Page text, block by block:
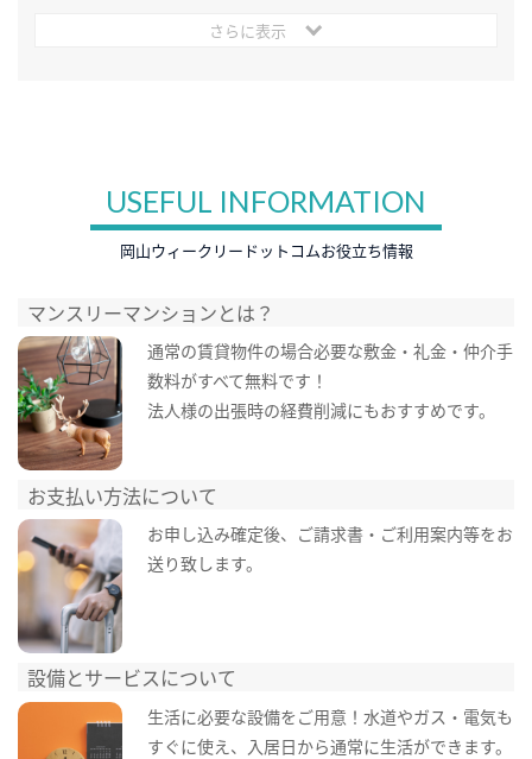
さらに表示
USEFUL INFORMATION
岡山ウィークリードットコムお役立ち情報
マンスリーマンションとは？
通常の賃貸物件の場合必要な敷金・礼金・仲介手
数料がすべて無料です！
法人様の出張時の経費削減にもおすすめです。
お支払い方法について
お申し込み確定後、ご請求書・ご利用案内等をお
送り致します。
設備とサービスについて
生活に必要な設備をご用意！水道やガス・電気も
すぐに使え、入居日から通常に生活ができます。